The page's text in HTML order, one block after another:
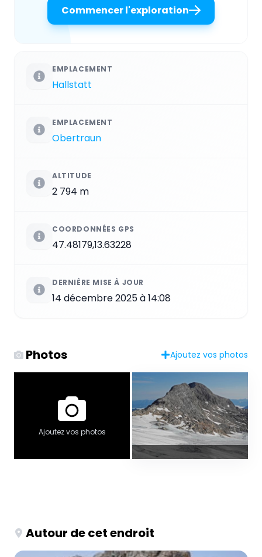
Commencer l'exploration
EMPLACEMENT
Hallstatt
EMPLACEMENT
Obertraun
ALTITUDE
2 794 m
COORDONNÉES GPS
47.48179,13.63228
DERNIÈRE MISE À JOUR
14 décembre 2025 à 14:08
Photos Ajoutez vos photos
Ajoutez vos photos
Autour de cet endroit